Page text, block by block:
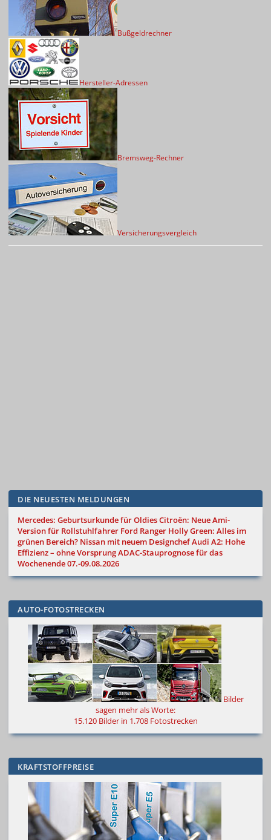
Bußgeldrechner
Hersteller-Adressen
Bremsweg-Rechner
Versicherungsvergleich
DIE NEUESTEN MELDUNGEN
Mercedes: Geburtsurkunde für OldiesCitroën: Neue Ami-
Version für Rollstuhlfahrer Ford Ranger Holly Green: Alles im
grünen Bereich? Nissan mit neuem DesignchefAudi A2: Hohe
Effizienz – ohne VorsprungADAC-Stauprognose für das
Wochenende 07.-09.08.2026
AUTO-FOTOSTRECKEN
Bilder
sagen mehr als Worte:
15.120 Bilder in 1.708 Fotostrecken
KRAFTSTOFFPREISE